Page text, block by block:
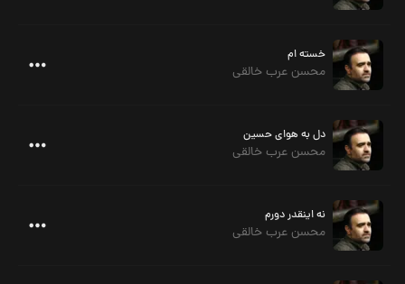
خسته ام
محسن عرب خالقی
دل به هوای حسین
محسن عرب خالقی
نه اینقدر دورم
محسن عرب خالقی